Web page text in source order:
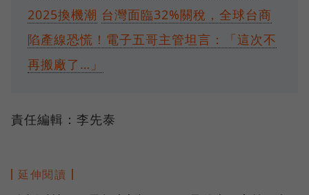
2025換機潮 台灣面臨32%關稅，全球台商
陷產線恐慌！電子五哥主管坦言：「這次不
再搬廠了…」
責任編輯：李先泰
延伸閱讀